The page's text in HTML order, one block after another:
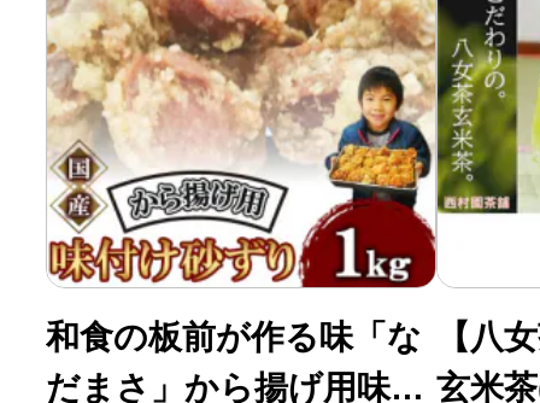
和食の板前が作る味「な
だまさ」から揚げ用味付
【八
玄米